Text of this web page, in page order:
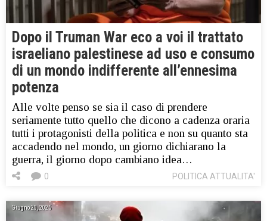
Dopo il Truman War eco a voi il trattato
israeliano palestinese ad uso e consumo
di un mondo indifferente all’ennesima
potenza
Alle volte penso se sia il caso di prendere
seriamente tutto quello che dicono a cadenza oraria
tutti i protagonisti della politica e non su quanto sta
accadendo nel mondo, un giorno dichiarano la
guerra, il giorno dopo cambiano idea…
POLITICA ATTUALITA'
0
Giugno 20, 2025